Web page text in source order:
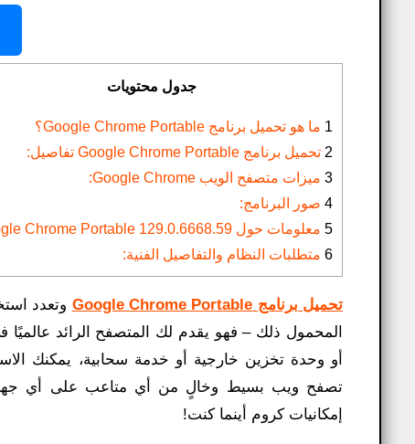
جدول محتويات
1 ما هو تحميل برنامج Google Chrome Portable؟
2 تحميل برنامج Google Chrome Portable تفاصيل:
3 ميزات متصفح الويب Google Chrome:
4 صور البرنامج:
5 معلومات حول Google Chrome Portable 129.0.6668.59:
6 متطلبات النظام والتفاصيل الفنية:
تحميل برنامج Google Chrome Portable
وتعدد
المحمول ذلك – فهو يقدم لك المتصفح الرائد
أو وحدة تخزين خارجية أو خدمة سحابية، يمكنك
تصفح ويب بسيط وخالٍ من أي متاعب على أي
إمكانيات كروم أينما كنت!